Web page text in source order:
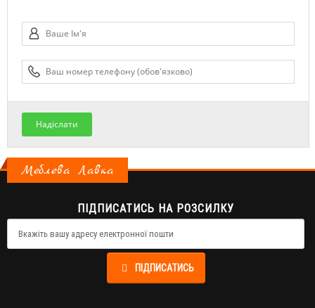
Надіслати
Меблева Лавка
ПІДПИСАТИСЬ НА РОЗСИЛКУ
ПІДПИСАТИСЬ